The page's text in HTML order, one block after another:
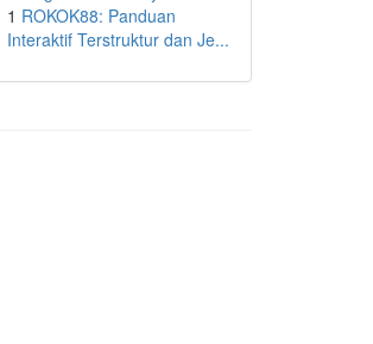
1 ROKOK88: Panduan
Interaktif Terstruktur dan Je...